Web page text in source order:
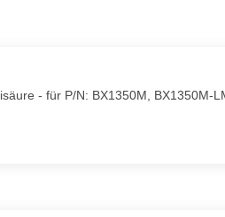
- für P/N: BX1350M, BX1350M-